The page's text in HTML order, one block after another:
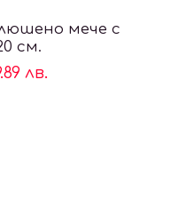
мече с
см.
лв.